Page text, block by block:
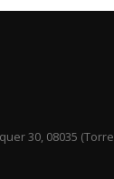
30, 08035 (Torre